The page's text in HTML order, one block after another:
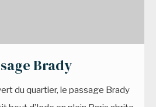
Brady
du quartier, le passage Brady